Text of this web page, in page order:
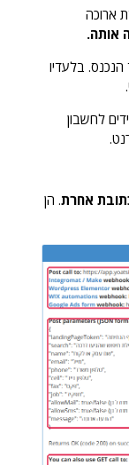
ארוכה
אותה.
הנכנס. בלעדיו
לחשבון
אחרת. הן